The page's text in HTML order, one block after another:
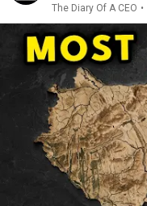
The Diary Of A CEO •